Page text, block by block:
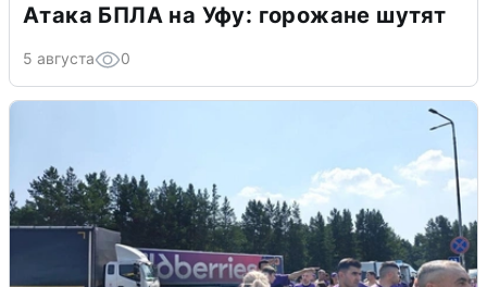
Атака БПЛА на Уфу: горожане шутят
5 августа 0